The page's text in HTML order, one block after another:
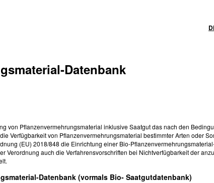
Datenbank
von Pflanzenvermehrungsmaterial inklusive Saatgut das nach den
Verfügbarkeit von Pflanzenvermehrungsmaterial bestimmter Arten oder
(EU) 2018/848 die Einrichtung einer Bio-
Verordnung auch die Verfahrensvorschriften bei Nichtverfügbarkeit der
Datenbank (vormals Bio- Saatgutdatenbank)